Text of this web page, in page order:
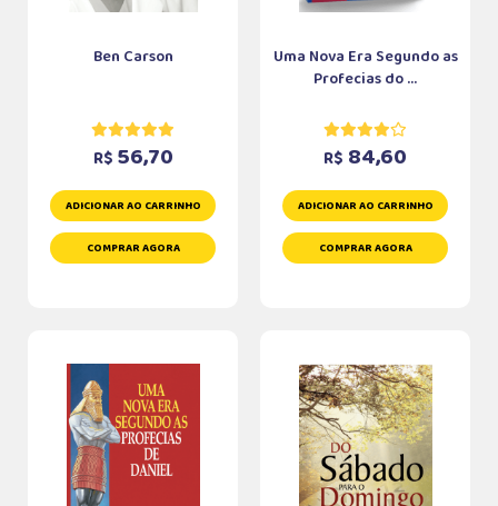
Ben Carson
R$ 56,70
ADICIONAR AO CARRINHO
COMPRAR AGORA
Uma Nova Era Segundo as
Profecias do ...
R$ 84,60
ADICIONAR AO CARRINHO
COMPRAR AGORA